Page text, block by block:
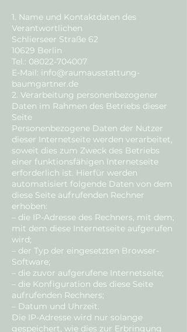
1. Name und Kontaktdaten des
Verantwortlichen
Schlierseer Straße 62
10629 Berlin
Tel.: 08022-704007
E-Mail: info@raumausstattung-
baumgartner.de
2. Verarbeitung personenbezogener
Daten im Rahmen des Betriebs dieser
Seite
Personenbezogene Daten der Nutzer
dieser Internetseite werden verarbeitet,
soweit dies zum Zweck des Betriebs
einer funktionsfähigen Internetseite
erforderlich ist. Hierfür werden
automatisiert folgende Daten von dem
diese Seite aufrufenden Rechner
erhoben:
– die IP-Adresse des Rechners, mit dem,
mit dem diese Internetseite aufgerufen
wird;
– der Typ der eingesetzten Browser-
Software;
– die zuvor aufgerufene Internetseite;
– die Konfiguration des diese Seite
aufrufenden Rechners;
– Datum und Uhrzeit.
Die IP-Adresse wird nur solange
gespeichert, wie dies zur Erbringung